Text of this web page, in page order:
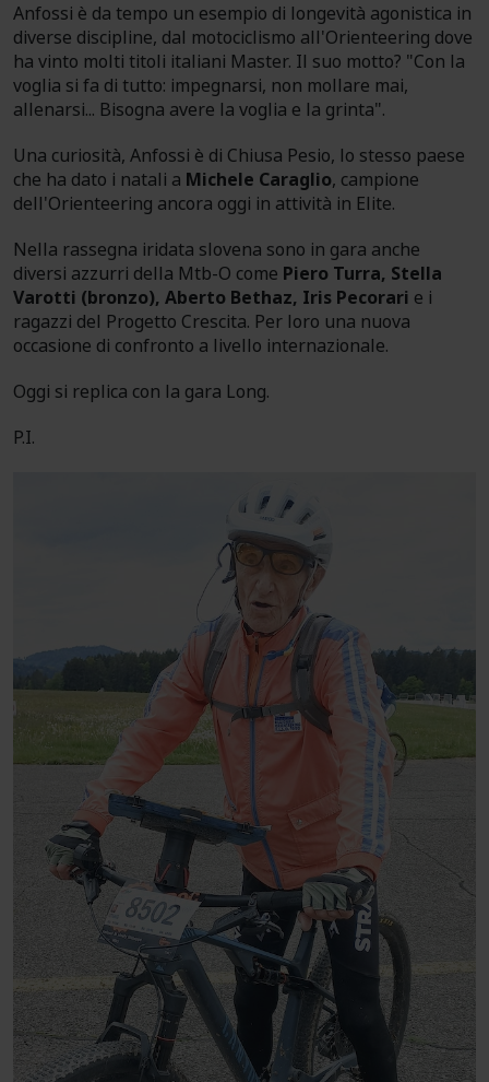
Anfossi è da tempo un esempio di longevità agonistica in
diverse discipline, dal motociclismo all'Orienteering dove
ha vinto molti titoli italiani Master. Il suo motto? "Con la
voglia si fa di tutto: impegnarsi, non mollare mai,
allenarsi... Bisogna avere la voglia e la grinta".
Una curiosità, Anfossi è di Chiusa Pesio, lo stesso paese
che ha dato i natali a Michele Caraglio, campione
dell'Orienteering ancora oggi in attività in Elite.
Nella rassegna iridata slovena sono in gara anche
diversi azzurri della Mtb-O come Piero Turra, Stella
Varotti (bronzo), Aberto Bethaz, Iris Pecorari e i
ragazzi del Progetto Crescita. Per loro una nuova
occasione di confronto a livello internazionale.
Oggi si replica con la gara Long.
P.I.